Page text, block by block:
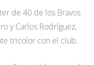
de 40 de los Bravos
y Carlos Rodríguez,
tricolor con el club.